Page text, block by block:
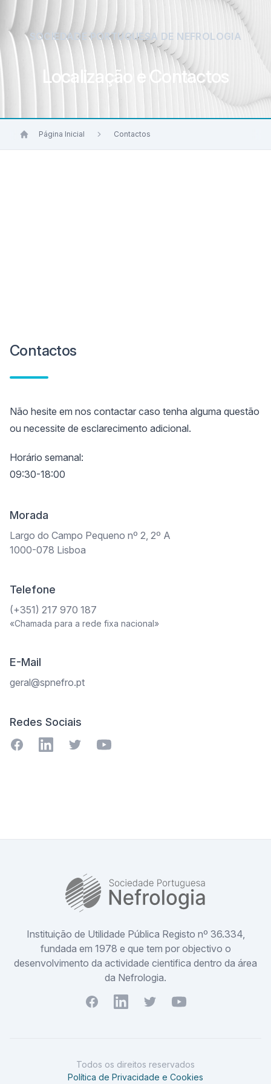
SOCIEDADE PORTUGUESA DE NEFROLOGIA
Localização e Contactos
Página Inicial Contactos
Contactos
Não hesite em nos contactar caso tenha alguma questão
ou necessite de esclarecimento adicional.
Horário semanal:
09:30-18:00
Morada
Largo do Campo Pequeno nº 2, 2º A
1000-078 Lisboa
Telefone
(+351) 217 970 187
«Chamada para a rede fixa nacional»
E-Mail
geral@spnefro.pt
Redes Sociais
FacebookYoutubeTwitterYoutube
Instituição de Utilidade Pública Registo nº 36.334,
fundada em 1978 e que tem por objectivo o
desenvolvimento da actividade cientifica dentro da área
da Nefrologia.
FacebookYoutubeTwitterYoutube
Todos os direitos reservados
Política de Privacidade e Cookies